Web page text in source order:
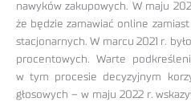
nawyków zakupowych. W maju
że będzie zamawiać online
stacjonarnych. W marcu 2021 r.
procentowych. Warte
w tym procesie decyzyjnym
głosowych – w maju 2022 r.